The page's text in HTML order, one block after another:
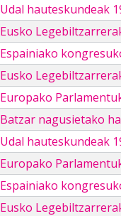
Udal hauteskundeak
Eusko
Espainiako
Eusko
Europako
Batzar nagusietako
Udal hauteskundeak
Europako
Espainiako
Eusko